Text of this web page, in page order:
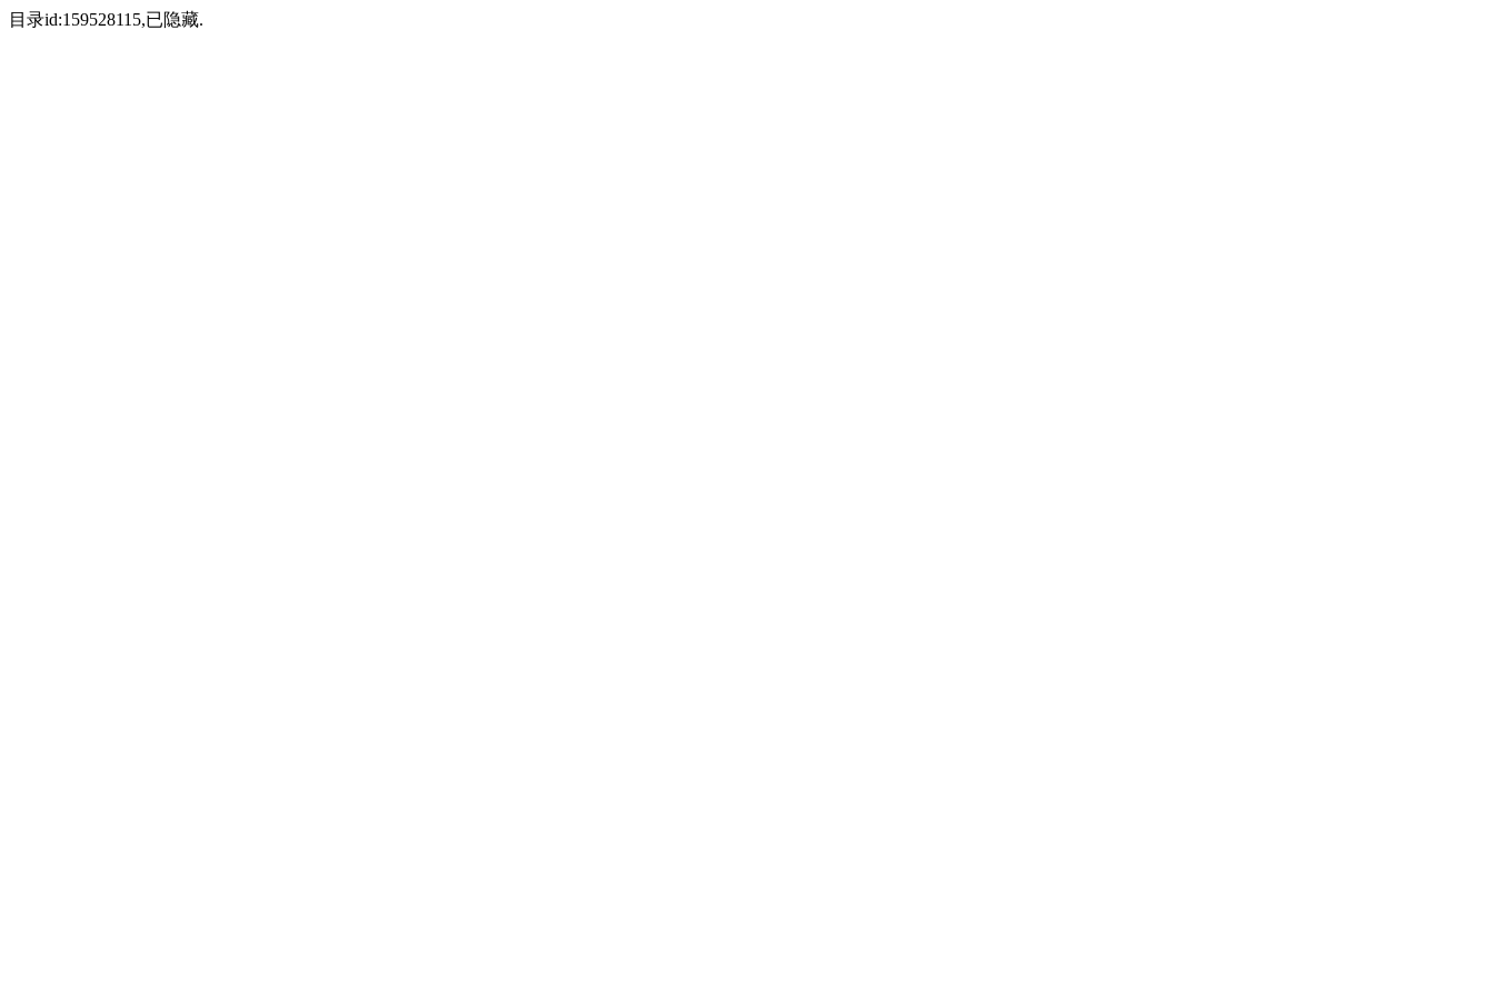
目录id:159528115,已隐藏.